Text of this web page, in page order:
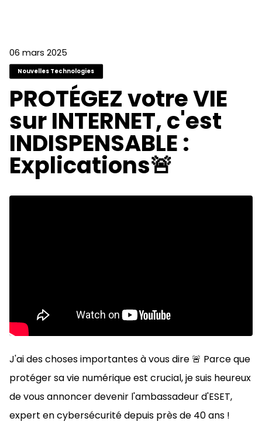
06 mars 2025
Nouvelles Technologies
PROTÉGEZ votre VIE
sur INTERNET, c'est
INDISPENSABLE :
Explications🚨
J'ai des choses importantes à vous dire 🚨 Parce que
protéger sa vie numérique est crucial, je suis heureux
de vous annoncer devenir l'ambassadeur d'ESET,
expert en cybersécurité depuis près de 40 ans !